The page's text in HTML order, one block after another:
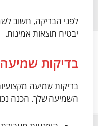
לפני הבדיקה, חשוב
יבטיח תוצאות אמינות.
בדיקות
בדיקות שמיעה
השמיעה שלך. הכנה